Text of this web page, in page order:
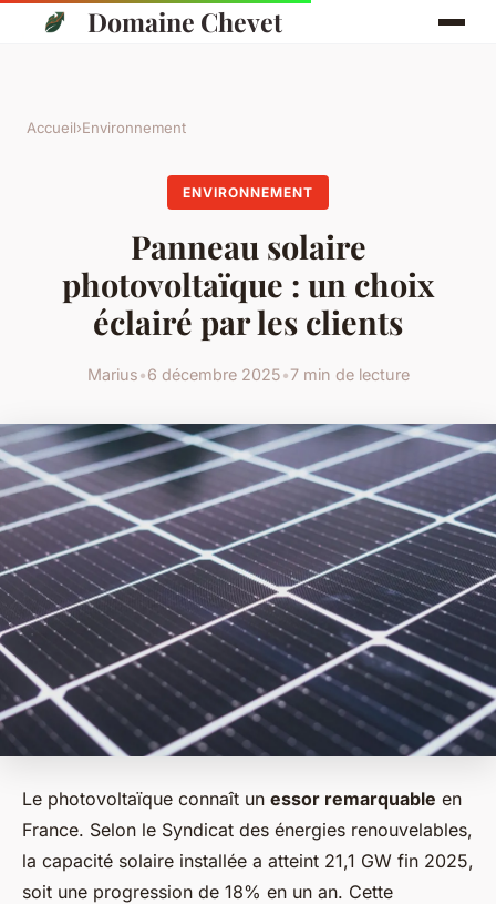
Domaine Chevet
Accueil›Environnement
ENVIRONNEMENT
Panneau solaire
photovoltaïque : un choix
éclairé par les clients
Marius•6 décembre 2025•7 min de lecture
Le photovoltaïque connaît un essor remarquable en
France. Selon le Syndicat des énergies renouvelables,
la capacité solaire installée a atteint 21,1 GW fin 2025,
soit une progression de 18% en un an. Cette